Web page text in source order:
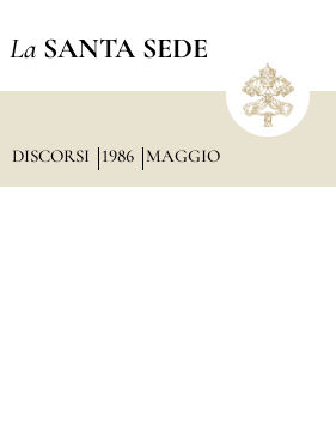
La SANTA SEDE
DISCORSI 1986 MAGGIO